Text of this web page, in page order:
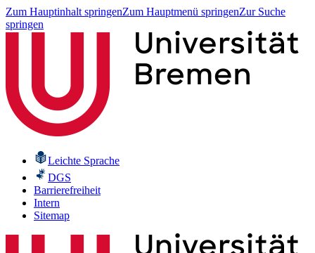
Zum Hauptinhalt springenZum Hauptmenü springenZur Suche
springen
Leichte Sprache
DGS
Barrierefreiheit
Intern
Sitemap